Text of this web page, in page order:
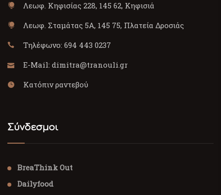
Λεωφ. Κηφισίας 228, 145 62, Κηφισιά
Λεωφ. Σταμάτας 5Α, 145 75, Πλατεία Δροσιάς
Τηλέφωνο: 694 443 0237
E-Mail: dimitra@tranouli.gr
Κατόπιν ραντεβού
Σύνδεσμοι
BreaThink Out
Dailyfood